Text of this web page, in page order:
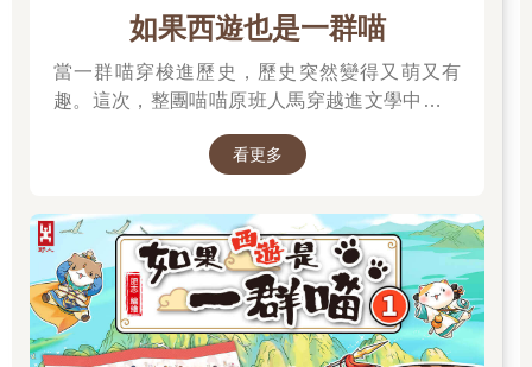
卡爾深吸口氣，對待某些人，就是得把話挑明了才行。
「什麼事？」他朝話筒大吼。這個白癡也許又會被嚇得立刻掛掉
電話。
他千千萬萬沒料到會聽見「這個」聲音，不由得眉頭一皺，小心
卡爾嘆了口氣。他搬離開家已經三十年，之後鎮日與暴力罪犯、
皮條客、縱火犯、殺人兇手為伍，還有一大堆所有想像得到的各
種死狀的屍體。他中過槍，將下巴、手腕、私人生活，以及于特
蘭人值得尊敬的抱負，全賠了進去。自從上次刮下木鞋上的耕作
泥土，發誓從此要自己決定生活方式，轉眼就過了三十年。但父
母就是父母，母親不過才說一句話，他頓時覺得自己又像個小男
如果西遊也是一群喵
當一群喵穿梭進歷史，歷史突然變得又萌又有
趣。這次，整團喵喵原班人馬穿越進文學中，開
看更多